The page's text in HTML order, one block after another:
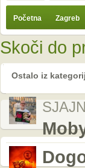
Početna Zagreb
Skoči do
Ostalo iz